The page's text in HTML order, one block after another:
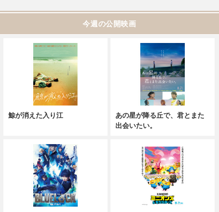
今週の公開映画
鯨が消えた入り江
あの星が降る丘で、君とまた
出会いたい。